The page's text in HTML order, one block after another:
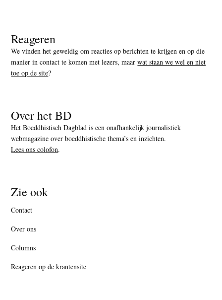
Reageren
We vinden het geweldig om reacties op berichten te krijgen en op die
manier in contact te komen met lezers, maarwat staan we wel en niet
toe op de site?
Over het BD
Het Boeddhistisch Dagblad is een onafhankelijk journalistiek
webmagazine over boeddhistische thema’s en inzichten.
Lees ons colofon.
Zie ook
Contact
Over ons
Columns
Reageren op de krantensite